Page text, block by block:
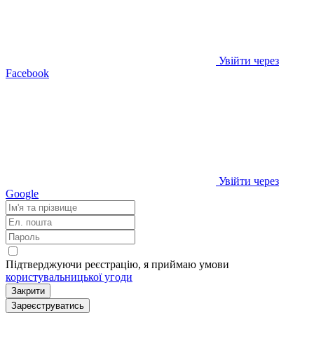
Увійти через
Facebook
Увійти через
Google
Підтверджуючи реєстрацію, я приймаю умови
користувальницької угоди
Закрити
Зареєструватись